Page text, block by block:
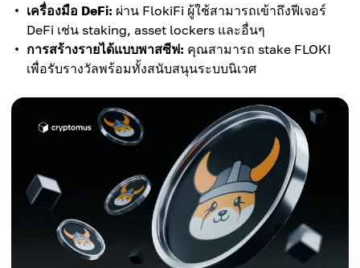
เครื่องมือ DeFi: ผ่าน FlokiFi ผู้ใช้สามารถเข้าถึงฟีเจอร์
DeFi เช่น staking, asset lockers และอื่นๆ
การสร้างรายได้แบบพาสซีฟ: คุณสามารถ stake FLOKI
เพื่อรับรางวัลพร้อมทั้งสนับสนุนระบบนิเวศ